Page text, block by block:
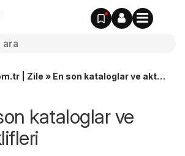
| Zile » En son kataloglar ve aktüel
kataloglar ve